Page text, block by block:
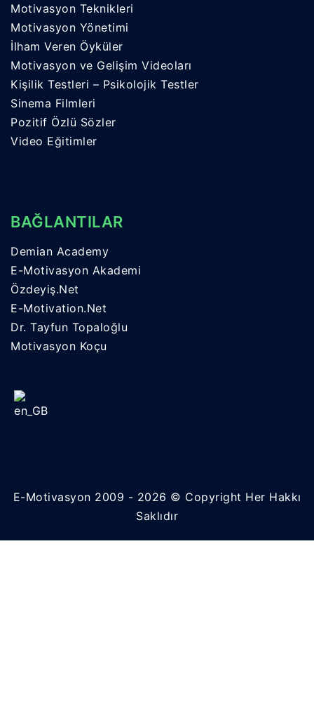
Motivasyon Teknikleri
Motivasyon Yönetimi
İlham Veren Öyküler
Motivasyon ve Gelişim Videoları
Kişilik Testleri – Psikolojik Testler
Sinema Filmleri
Pozitif Özlü Sözler
Video Eğitimler
BAĞLANTILAR
Demian Academy
E-Motivasyon Akademi
Özdeyiş.Net
E-Motivation.Net
Dr. Tayfun Topaloğlu
Motivasyon Koçu
E-Motivasyon 2009 - 2026 © Copyright Her Hakkı
Saklıdır